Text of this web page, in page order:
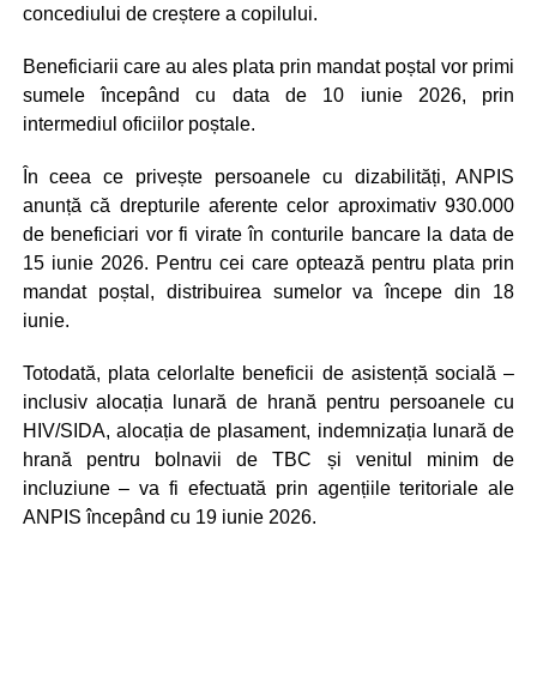
concediului de creștere a copilului.
Beneficiarii care au ales plata prin mandat poștal vor primi
sumele începând cu data de 10 iunie 2026, prin
intermediul oficiilor poștale.
În ceea ce privește persoanele cu dizabilități, ANPIS
anunță că drepturile aferente celor aproximativ 930.000
de beneficiari vor fi virate în conturile bancare la data de
15 iunie 2026. Pentru cei care optează pentru plata prin
mandat poștal, distribuirea sumelor va începe din 18
iunie.
Totodată, plata celorlalte beneficii de asistență socială –
inclusiv alocația lunară de hrană pentru persoanele cu
HIV/SIDA, alocația de plasament, indemnizația lunară de
hrană pentru bolnavii de TBC și venitul minim de
incluziune – va fi efectuată prin agențiile teritoriale ale
ANPIS începând cu 19 iunie 2026.